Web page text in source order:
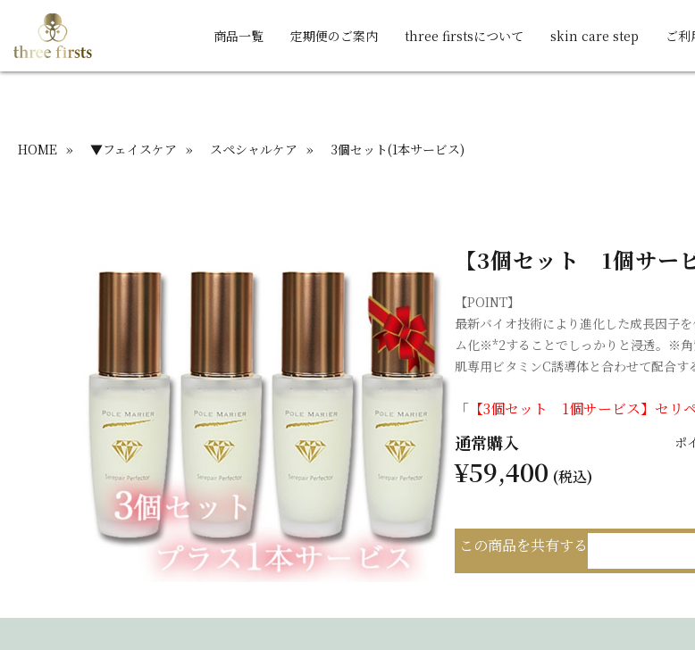
商品一覧 定期便のご案内 three firstsについて skin care step ご利
HOME » ▼フェイスケア » スペシャルケア » 3個セット(1本サービス)
【3個セット 1個サー
【POINT】
最新バイオ技術により進化した成長因子
ム化※*2することでしっかりと浸透。※角
肌専用ビタミンC誘導体と合わせて配合す
「【3個セット 1個サービス】セリ
通常購入 ポ
¥59,400 (税込)
この商品を共有する